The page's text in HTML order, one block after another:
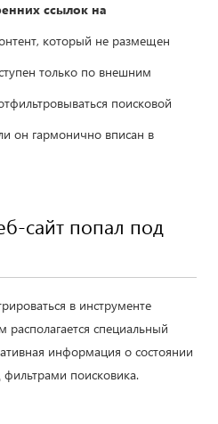
ссылок на
который не размещен
только по внешним
поисковой
он гармонично вписан в
сайт попал под
в инструменте
располагается специальный
информация о состоянии
поисковика.